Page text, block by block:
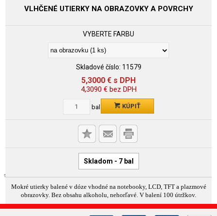
VLHČENÉ UTIERKY NA OBRAZOVKY A POVRCHY
VYBERTE FARBU
Skladové číslo: 11579
5,3000 € s DPH
4,3090 €bez DPH
bal KÚPIŤ
Skladom - 7 bal
Mokré utierky balené v dóze vhodné na notebooky, LCD, TFT a plazmové
obrazovky. Bez obsahu alkoholu, nehorľavé. V balení 100 útržkov.